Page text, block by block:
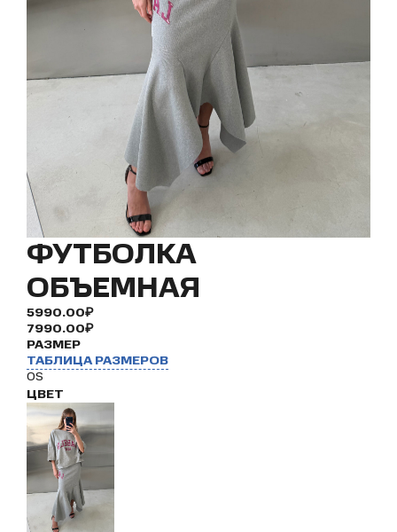
ФУТБОЛКА
ОБЪЕМНАЯ
5990.00₽
7990.00₽
РАЗМЕР
ТАБЛИЦА РАЗМЕРОВ
OS
ЦВЕТ